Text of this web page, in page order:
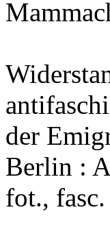
der
Berlin :
fot.,